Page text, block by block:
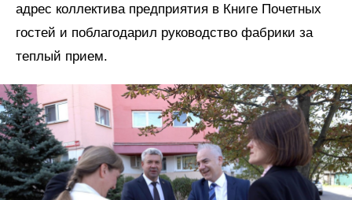
адрес коллектива предприятия в Книге Почетных
гостей и поблагодарил руководство фабрики за
теплый прием.